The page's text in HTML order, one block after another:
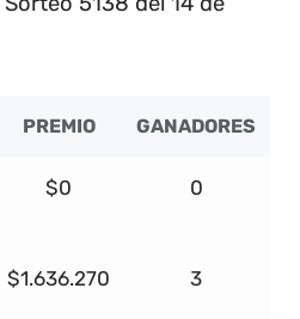
PREMIO GANADORES
$0 0
$1.636.270 3